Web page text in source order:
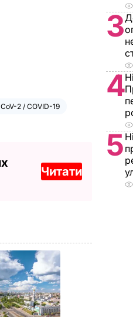
2 / COVID-19
Читати
3
4
5